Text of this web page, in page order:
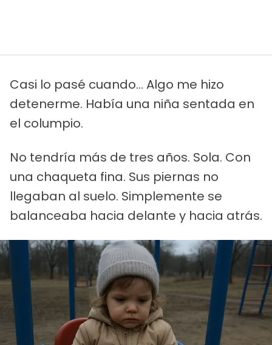
Casi lo pasé cuando... Algo me hizo
detenerme. Había una niña sentada en
el columpio.
No tendría más de tres años. Sola. Con
una chaqueta fina. Sus piernas no
llegaban al suelo. Simplemente se
balanceaba hacia delante y hacia atrás.